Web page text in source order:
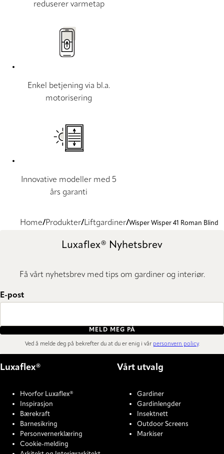
reduserer varmetap
Enkel betjening via bl.a.
motorisering
Innovative modeller med 5
års garanti
Home Produkter Liftgardiner Wisper Wisper 41 Roman Blind
Luxaflex® Nyhetsbrev
Få vårt nyhetsbrev med tips om gardiner og interiør.
E-post
MELD MEG PÅ
Ved å melde deg på bekrefter du at du er enig i vår personvern policy.
Luxaflex®
Hvorfor Luxaflex®
Inspirasjon
Bærekraft
Barnesikring
Personvernerklæring
Cookie-melding
Vårt utvalg
Gardiner
Gardinlengder
Insektnett
Outdoor Screens
Markiser